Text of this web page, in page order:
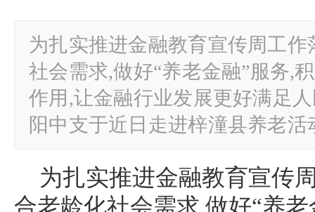
为扎实推进金融教育宣传周工
社会需求,做好“养老金融”服务,
作用,让金融行业发展更好满足
阳中支于近日走进梓潼县养老
为扎实推进金融教育宣传
合老龄化社会需求,做好“养